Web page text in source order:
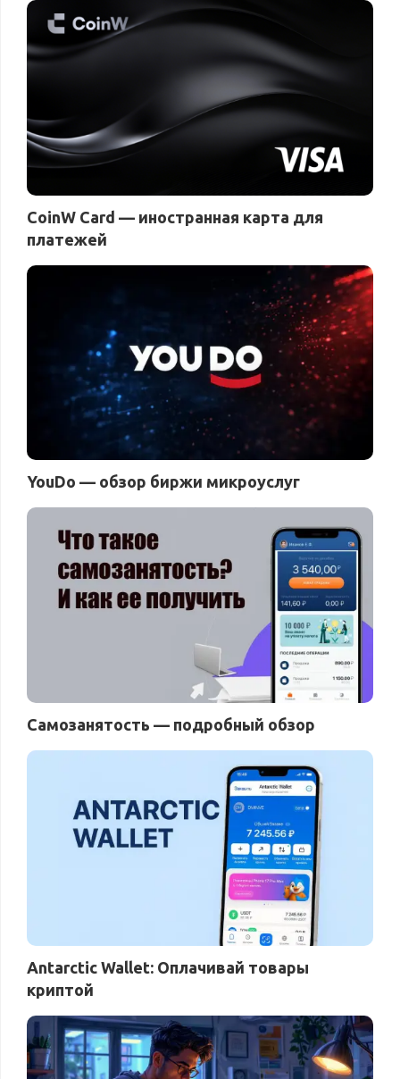
CoinW Card — иностранная карта для
платежей
YouDo — обзор биржи микроуслуг
Самозанятость — подробный обзор
Antarctic Wallet: Оплачивай товары
криптой